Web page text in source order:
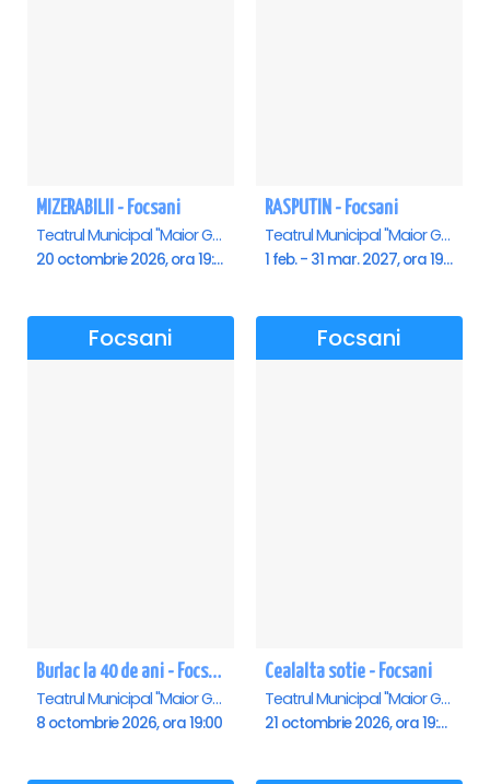
MIZERABILII - Focsani
Teatrul Municipal "Maior Gh. Pastia", Focsani
20 octombrie 2026, ora 19:00
RASPUTIN - Focsani
Teatrul Municipal "Maior Gh. Pastia", Focsani
1 feb. - 31 mar. 2027, ora 19:00
Focsani
Burlac la 40 de ani - Focsani
Teatrul Municipal "Maior Gh. Pastia", Focsani
8 octombrie 2026, ora 19:00
Focsani
Cealalta sotie - Focsani
Teatrul Municipal "Maior Gh. Pastia", Focsani
21 octombrie 2026, ora 19:00